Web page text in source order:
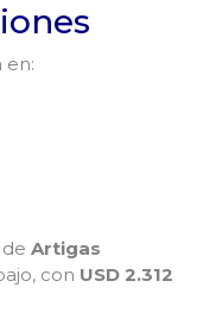
en:
Artigas
con USD 2.312